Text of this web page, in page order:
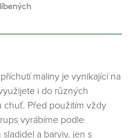
maliny je vynikající na
i do různých
Před použitím vždy
vyrábíme podle
a barviv, jen s